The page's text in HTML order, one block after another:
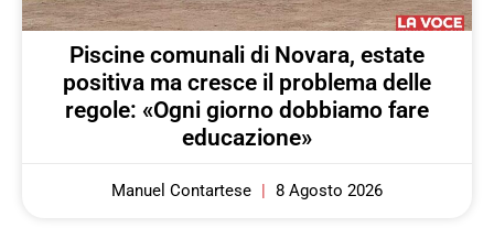
Piscine comunali di Novara, estate
positiva ma cresce il problema delle
regole: «Ogni giorno dobbiamo fare
educazione»
Manuel Contartese 8 Agosto 2026